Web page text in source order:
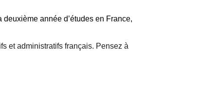
année d’études en France,
et administratifs français. Pensez à